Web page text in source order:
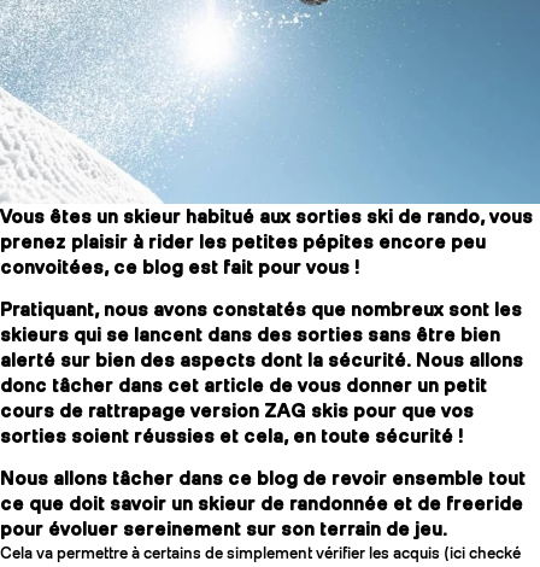
UBAC 102
BÂTONS
Vous êtes un skieur habitué aux sorties ski de rando, vous
prenez plaisir à rider les petites pépites encore peu
convoitées, ce blog est fait pour vous !
Pratiquant, nous avons constatés que nombreux sont les
skieurs qui se lancent dans des sorties sans être bien
alerté sur bien des aspects dont la sécurité. Nous allons
donc tâcher dans cet article de vous donner un petit
cours de rattrapage version ZAG skis pour que vos
sorties soient réussies et cela, en toute sécurité !
Nous allons tâcher dans ce blog de revoir ensemble tout
ce que doit savoir un skieur de randonnée et de freeride
pour évoluer sereinement sur son terrain de jeu.
Cela va permettre à certains de simplement vérifier les acquis (ici checké